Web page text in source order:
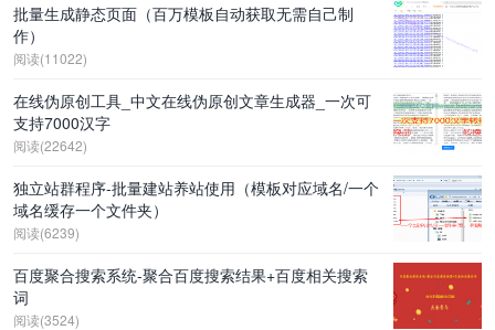
批量生成静态页面（百万模板自动获取无需自己制
作）
阅读(11022)
在线伪原创工具_中文在线伪原创文章生成器_一次可
支持7000汉字
阅读(22642)
独立站群程序-批量建站养站使用（模板对应域名/一个
域名缓存一个文件夹）
阅读(6239)
百度聚合搜索系统-聚合百度搜索结果+百度相关搜索
词
阅读(3524)